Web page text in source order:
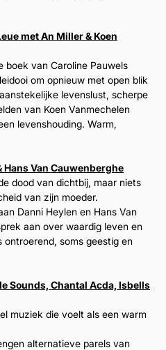
met An Miller & Koen
boek van Caroline Pauwels
om opnieuw met open blik
levenslust, scherpe
van Koen Vanmechelen
levenshouding. Warm,
Hans Van Cauwenberghe
dood van dichtbij, maar niets
van zijn moeder.
Danni Heylen en Hans Van
aan over waardig leven en
ontroerend, soms geestig en
Sounds, Chantal Acda, Isbells
muziek die voelt als een warm
alternatieve parels van